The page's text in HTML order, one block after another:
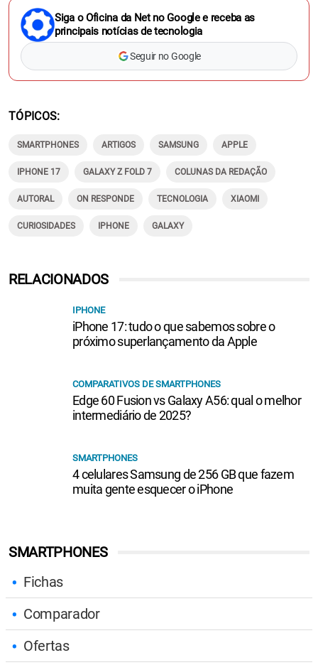
Siga o Oficina da Net no Google e receba as
principais notícias de tecnologia
Seguir no Google
TÓPICOS
SMARTPHONES ARTIGOS SAMSUNG APPLE
IPHONE 17 GALAXY Z FOLD 7 COLUNAS DA REDAÇÃO
AUTORAL ON RESPONDE TECNOLOGIA XIAOMI
CURIOSIDADES IPHONE GALAXY
SMARTPHONES
Fichas
Comparador
Ofertas
RELACIONADOS
IPHONE
iPhone 17: tudo o que sabemos sobre o
próximo superlançamento da Apple
COMPARATIVOS DE SMARTPHONES
Edge 60 Fusion vs Galaxy A56: qual o melhor
intermediário de 2025?
SMARTPHONES
4 celulares Samsung de 256 GB que fazem
muita gente esquecer o iPhone